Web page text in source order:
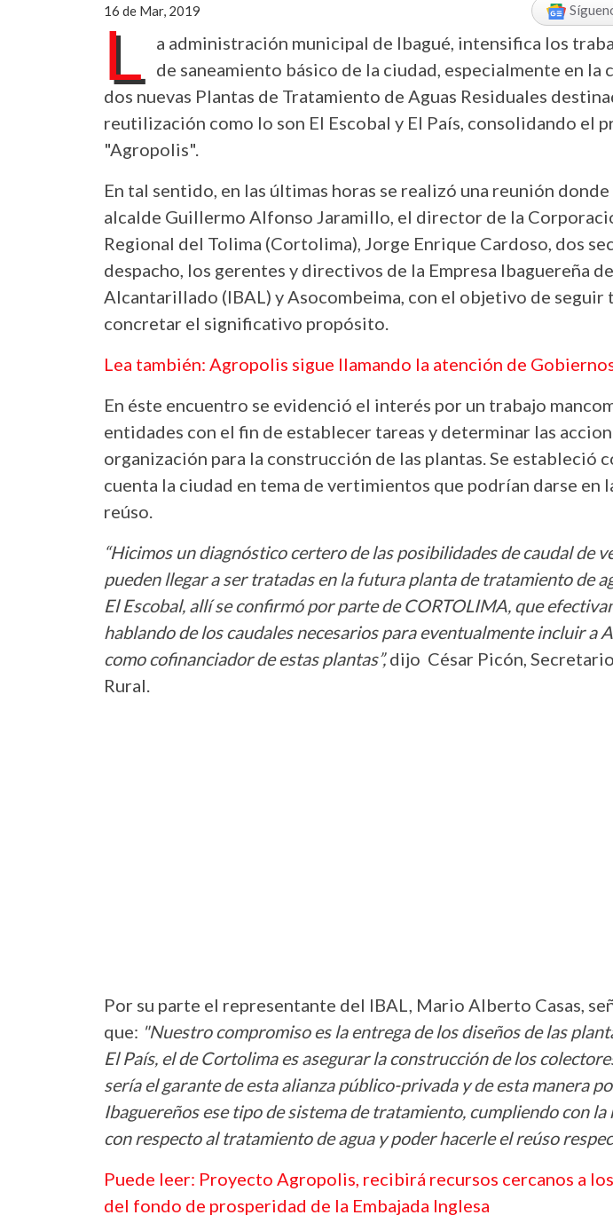
16 de Mar, 2019
L
a administración municipal de Ibagué, intensifica los
de saneamiento básico de la ciudad, especialmente en la
dos nuevas Plantas de Tratamiento de Aguas Residuales
reutilización como lo son El Escobal y El País, consolidando el
"Agropolis".
En tal sentido, en las últimas horas se realizó una reunión
alcalde Guillermo Alfonso Jaramillo, el director de la
Regional del Tolima (Cortolima), Jorge Enrique Cardoso, dos
despacho, los gerentes y directivos de la Empresa Ibaguereña
Alcantarillado (IBAL) y Asocombeima, con el objetivo de seguir
concretar el significativo propósito.
Lea también: Agropolis sigue llamando la atención de
En éste encuentro se evidenció el interés por un trabajo
entidades con el fin de establecer tareas y determinar las
organización para la construcción de las plantas. Se estableció
cuenta la ciudad en tema de vertimientos que podrían darse en
reúso.
“Hicimos un diagnóstico certero de las posibilidades de caudal de
pueden llegar a ser tratadas en la futura planta de tratamiento de
El Escobal, allí se confirmó por parte de CORTOLIMA, que
hablando de los caudales necesarios para eventualmente incluir a
como cofinanciador de estas plantas”,dijo César Picón,
Rural.
Por su parte el representante del IBAL, Mario Alberto Casas,
que: "Nuestro compromiso es la entrega de los diseños de las
El País, el de Cortolima es asegurar la construcción de los
sería el garante de esta alianza público-privada y de esta manera
Ibaguereños ese tipo de sistema de tratamiento, cumpliendo con
con respecto al tratamiento de agua y poder hacerle el reúso
Puede leer: Proyecto Agropolis, recibirá recursos cercanos a
del fondo de prosperidad de la Embajada Inglesa